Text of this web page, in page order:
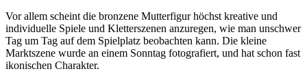
Vor allem scheint die bronzene Mutterfigur höchst kreative und
individuelle Spiele und Kletterszenen anzuregen, wie man unschwer
Tag um Tag auf dem Spielplatz beobachten kann. Die kleine
Marktszene wurde an einem Sonntag fotografiert, und hat schon fast
ikonischen Charakter.